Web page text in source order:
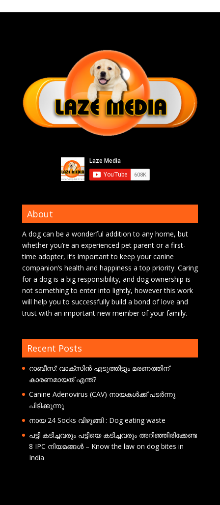
About
A dog can be a wonderful addition to any home, but
whether you’re an experienced pet parent or a first-
time adopter, it’s important to keep your canine
companion’s health and happiness a top priority. Caring
for a dog is a big responsibility, and dog ownership is
not something to enter into lightly, however this work
will help you to successfully build a bond of love and
trust with an important new member of your family.
Recent Posts
റാബീസ്: വാക്സിൻ എടുത്തിട്ടും മരണത്തിന്
കാരണമായത് എന്ത്?
Canine Adenovirus (CAV) നായകൾക്ക് പടർന്നു
പിടിക്കുന്നു
നായ 24 Socks വിഴുങ്ങി : Dog eating waste
പട്ടി കടിച്ചവരും പട്ടിയെ കടിച്ചവരും അറിഞ്ഞിരിക്കേണ്ട
8 IPC നിയമങ്ങൾ – Know the law on dog bites in
India